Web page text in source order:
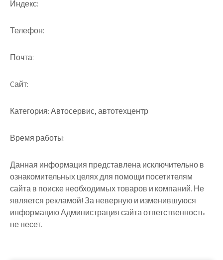
Индекс:
Телефон:
Почта:
Cайт:
Категория:Автосервис, автотехцентр
Время работы:
Данная информация представлена исключительно в
ознакомительных целях для помощи посетителям
сайта в поиске необходимых товаров и компаний. Не
является рекламой! За неверную и изменившуюся
информацию Администрация сайта ответственность
не несет.